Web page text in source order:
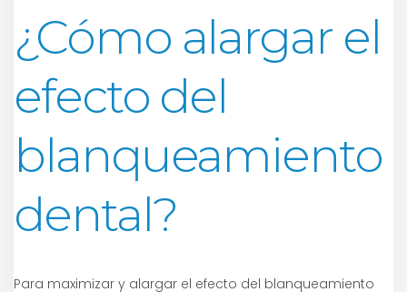
¿Cómo alargar el
efecto del
blanqueamiento
dental?
Para maximizar y alargar el efecto del blanqueamiento